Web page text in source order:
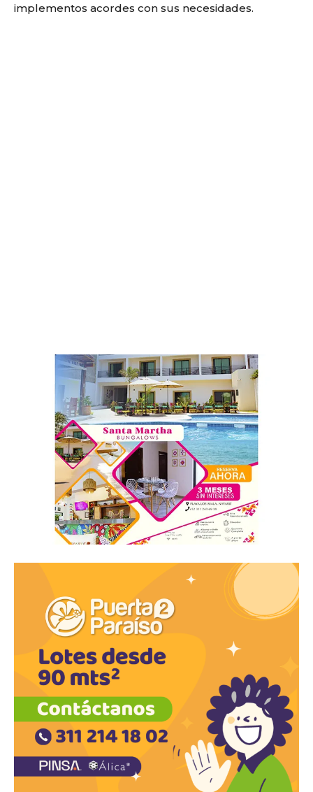
implementos acordes con sus necesidades.